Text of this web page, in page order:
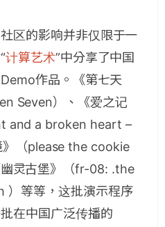
区的影响并非仅限于一
计算艺术”中分享了中国
作品。《第七天
Seven）、《爱之记
and a broken heart –
（please the cookie
灵古堡》（fr-08: .the
等等，这批演示程序
在中国广泛传播的